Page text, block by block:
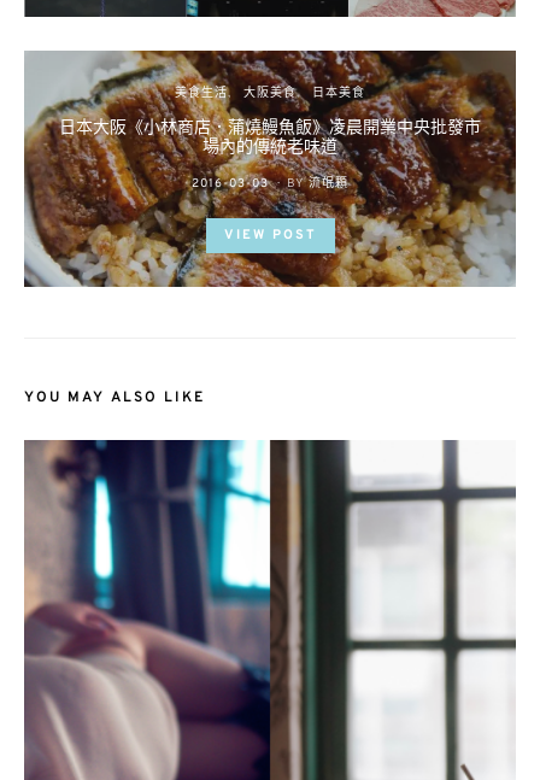
美食生活 大阪美食 日本美食
日本大阪《小林商店．蒲燒鰻魚飯》凌晨開業中央批發市
場內的傳統老味道
POSTED
ON
2016-03-03 BY 流氓顆
VIEW POST
YOU MAY ALSO LIKE